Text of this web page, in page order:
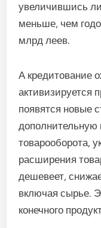
увеличившись
меньше, чем
млрд леев.
А кредитование
активизируется
появятся новые
дополнительную
товарооборота,
расширения
дешевеет,
включая сырье.
конечного